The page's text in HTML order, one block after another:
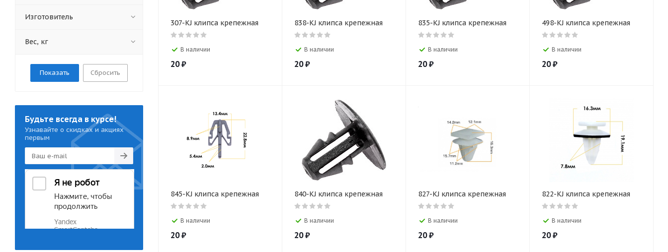
307-KJ клипса крепежная
В наличии
20₽
838-KJ клипса крепежная
В наличии
20₽
835-KJ клипса крепежная
В наличии
20₽
498-KJ клипса крепежная
В наличии
20₽
845-KJ клипса крепежная
В наличии
20₽
840-KJ клипса крепежная
В наличии
20₽
827-KJ клипса крепежная
В наличии
20₽
822-KJ клипса крепежная
В наличии
20₽
Изготовитель
Вес, кг
Сбросить
Будьте всегда в курсе!
Узнавайте о скидках и акциях
первым